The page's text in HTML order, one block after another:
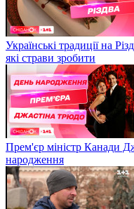
Українські традиції на
які страви зробити
Прем'єр міністр Канади
народження